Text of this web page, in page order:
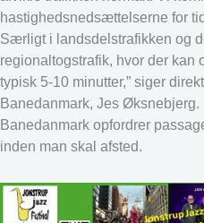
hastighedsnedsættelserne for
Særligt i landsdelstrafikken og
regionaltogstrafik, hvor der kan
typisk 5-10 minutter,” siger
Banedanmark, Jes Øksnebjerg.
Banedanmark opfordrer
inden man skal afsted.